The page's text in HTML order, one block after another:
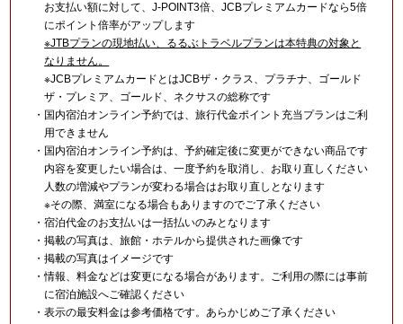
お支払い額に対して、J-POINT3倍、JCBプレミアムカードなら5倍
にポイント倍率がアップします
※JTBプランの現地払い、るるぶトラベルプランは本特典の対象と
なりません。
※JCBプレミアムカードとはJCBザ・クラス、プラチナ、ゴールド
ザ・プレミア、ゴールド、ネクサスの総称です
・国内宿泊オンライン予約では、旅行代金ポイント充当プランはご利
用できません
・国内宿泊オンライン予約は、予約確定後に変更ができない商品です
内容を変更したい場合は、一度予約を取消し、お取り直しください
人数の増減やプランが変わる場合はお取り直しとなります
※その際、満室になる場合もありますのでご了承ください
・宿泊代金のお支払いは一括払いのみとなります
・掲載の写真は、旅館・ホテルから提供された画像です
・掲載の写真はイメージです
・情報、料金などは変更になる場合があります。ご利用の際には事前
に宿泊施設へご確認ください
・表示の最安料金は参考価格です。あらかじめご了承ください